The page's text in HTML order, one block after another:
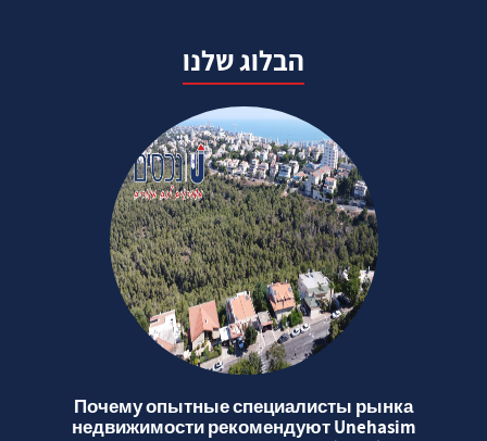
הבלוג שלנו
Почему опытные специалисты рынка
недвижимости рекомендуют Unehasim